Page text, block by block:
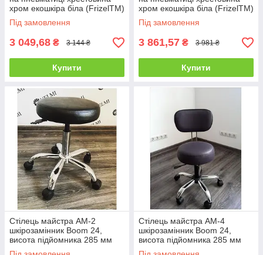
хром екошкіра біла (FrizelTM)
Під замовлення
3 049,68 ₴ 3 144 ₴
Купити
хром екошкіра біла (FrizelTM)
Під замовлення
3 861,57 ₴ 3 981 ₴
Купити
Стілець майстра AM-2
шкірозамінник Boom 24,
висота підйомника 285 мм
(Velmi TM)
Стілець майстра AM-4
шкірозамінник Boom 24,
висота підйомника 285 мм
(Velmi TM)